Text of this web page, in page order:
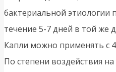
бактериальной этиологии
течение 5-7 дней в той же
Капли можно применять с
По степени воздействия